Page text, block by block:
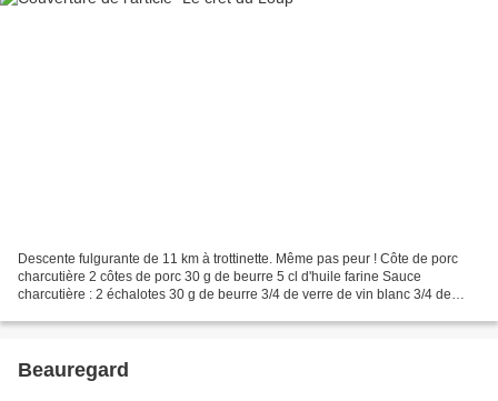
Descente fulgurante de 11 km à trottinette. Même pas peur ! Côte de porc
charcutière 2 côtes de porc 30 g de beurre 5 cl d'huile farine Sauce
charcutière : 2 échalotes 30 g de beurre 3/4 de verre de vin blanc 3/4 de
Beauregard